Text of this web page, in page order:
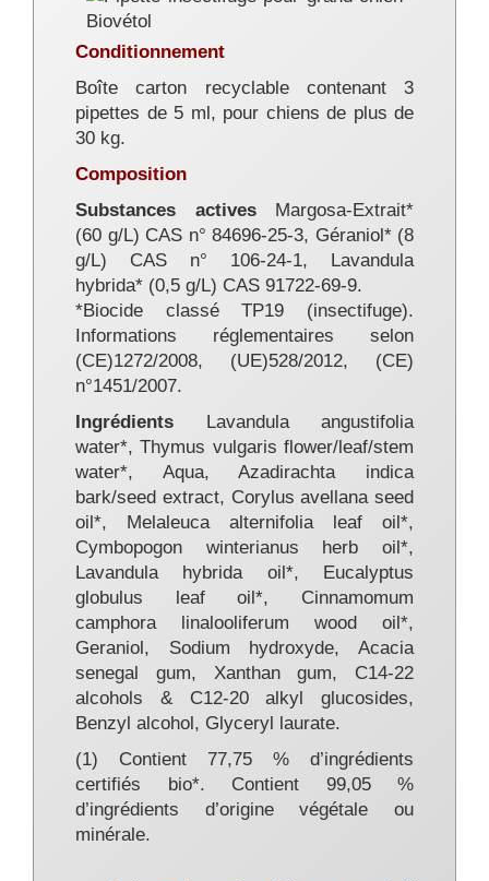
Conditionnement
Boîte carton recyclable contenant 3
pipettes de 5 ml, pour chiens de plus de
30 kg.
Composition
Substances activesMargosa-Extrait*
(60 g/L) CAS n° 84696-25-3, Géraniol* (8
g/L) CAS n° 106-24-1, Lavandula
hybrida* (0,5 g/L) CAS 91722-69-9.
*Biocide classé TP19 (insectifuge).
Informations réglementaires selon
(CE)1272/2008, (UE)528/2012, (CE)
n°1451/2007.
Ingrédients Lavandula angustifolia
water*, Thymus vulgaris flower/leaf/stem
water*, Aqua, Azadirachta indica
bark/seed extract, Corylus avellana seed
oil*, Melaleuca alternifolia leaf oil*,
Cymbopogon winterianus herb oil*,
Lavandula hybrida oil*, Eucalyptus
globulus leaf oil*, Cinnamomum
camphora linalooliferum wood oil*,
Geraniol, Sodium hydroxyde, Acacia
senegal gum, Xanthan gum, C14-22
alcohols & C12-20 alkyl glucosides,
Benzyl alcohol, Glyceryl laurate.
(1) Contient 77,75 % d’ingrédients
certifiés bio*. Contient 99,05 %
d’ingrédients d’origine végétale ou
minérale.